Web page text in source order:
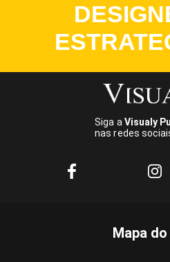
Siga a Visualy
nas redes
Mapa